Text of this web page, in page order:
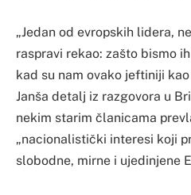
„Jedan od evropskih lidera,
raspravi rekao: zašto bismo
kad su nam ovako jeftiniji
Janša detalj iz razgovora u
nekim starim članicama
„nacionalistički interesi koji
slobodne, mirne i ujedinjene